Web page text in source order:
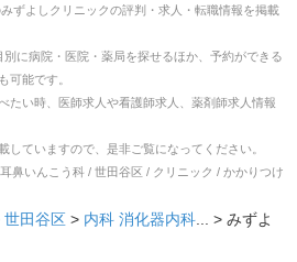
みずよしクリニックの評判・求人・転職情報を掲載
に病院・医院・薬局を探せるほか、予約ができる
可能です。
たい時、医師求人や看護師求人、薬剤師求人情報
していますので、是非ご覧になってください。
鼻いんこう科 / 世田谷区 / クリニック / かかりつけ
世田谷区 > 内科 消化器内科 ... > みずよ